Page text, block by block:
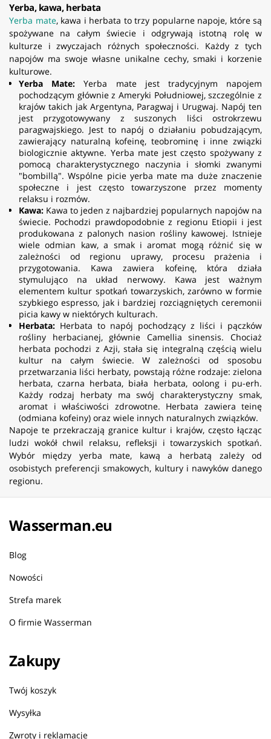
Yerba, kawa, herbata
Yerba mate, kawa i herbata to trzy popularne napoje, które są
spożywane na całym świecie i odgrywają istotną rolę w
kulturze i zwyczajach różnych społeczności. Każdy z tych
napojów ma swoje własne unikalne cechy, smaki i korzenie
kulturowe.
Yerba Mate: Yerba mate jest tradycyjnym napojem
pochodzącym głównie z Ameryki Południowej, szczególnie z
krajów takich jak Argentyna, Paragwaj i Urugwaj. Napój ten
jest przygotowywany z suszonych liści ostrokrzewu
paragwajskiego. Jest to napój o działaniu pobudzającym,
zawierający naturalną kofeinę, teobrominę i inne związki
biologicznie aktywne. Yerba mate jest często spożywany z
pomocą charakterystycznego naczynia i słomki zwanymi
"bombillą". Wspólne picie yerba mate ma duże znaczenie
społeczne i jest często towarzyszone przez momenty
relaksu i rozmów.
Kawa: Kawa to jeden z najbardziej popularnych napojów na
świecie. Pochodzi prawdopodobnie z regionu Etiopii i jest
produkowana z palonych nasion rośliny kawowej. Istnieje
wiele odmian kaw, a smak i aromat mogą różnić się w
zależności od regionu uprawy, procesu prażenia i
przygotowania. Kawa zawiera kofeinę, która działa
stymulująco na układ nerwowy. Kawa jest ważnym
elementem kultur spotkań towarzyskich, zarówno w formie
szybkiego espresso, jak i bardziej rozciągniętych ceremonii
picia kawy w niektórych kulturach.
Herbata: Herbata to napój pochodzący z liści i pączków
rośliny herbacianej, głównie Camellia sinensis. Chociaż
herbata pochodzi z Azji, stała się integralną częścią wielu
kultur na całym świecie. W zależności od sposobu
przetwarzania liści herbaty, powstają różne rodzaje: zielona
herbata, czarna herbata, biała herbata, oolong i pu-erh.
Każdy rodzaj herbaty ma swój charakterystyczny smak,
aromat i właściwości zdrowotne. Herbata zawiera teinę
(odmiana kofeiny) oraz wiele innych naturalnych związków.
Napoje te przekraczają granice kultur i krajów, często łącząc
ludzi wokół chwil relaksu, refleksji i towarzyskich spotkań.
Wybór między yerba mate, kawą a herbatą zależy od
osobistych preferencji smakowych, kultury i nawyków danego
regionu.
Wasserman.eu
Blog
Nowości
Strefa marek
O firmie Wasserman
Zakupy
Twój koszyk
Wysyłka
Zwroty i reklamacje